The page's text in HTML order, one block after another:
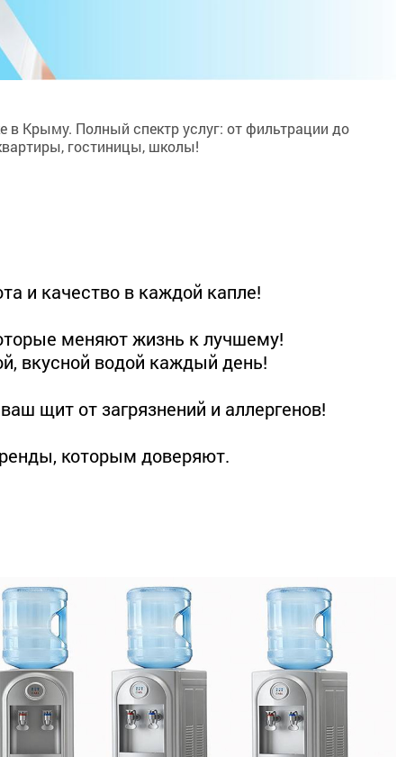
Крыму. Полный спектр услуг: от фильтрации до
гостиницы, школы!
и качество в каждой капле!
меняют жизнь к лучшему!
вкусной водой каждый день!
щит от загрязнений и аллергенов!
которым доверяют.